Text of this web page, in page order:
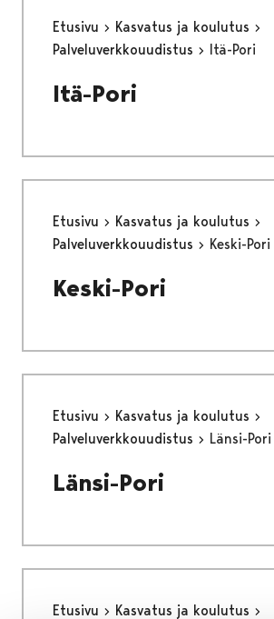
Etusivu
Kasvatus ja koulutus
Palveluverkkouudistus
Itä-Pori
Itä-Pori
Etusivu
Kasvatus ja koulutus
Palveluverkkouudistus
Keski-Pori
Keski-Pori
Etusivu
Kasvatus ja koulutus
Palveluverkkouudistus
Länsi-Pori
Länsi-Pori
Etusivu Kasvatus ja koulutus